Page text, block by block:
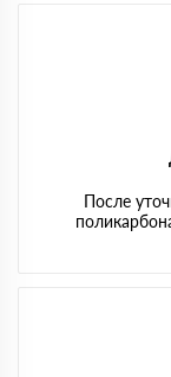
После